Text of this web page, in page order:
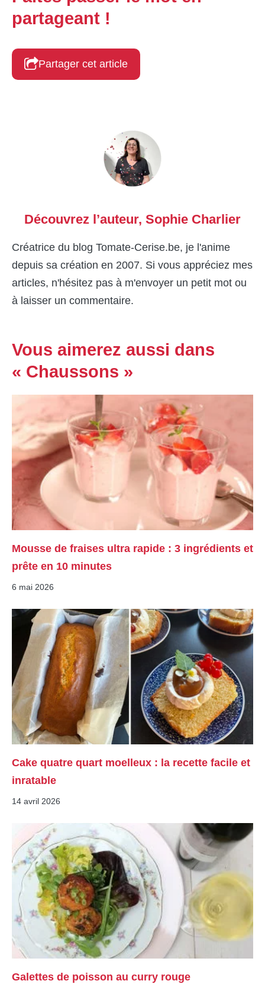
partageant !
Partager cet article
Découvrez l’auteur, Sophie Charlier
Créatrice du blog Tomate-Cerise.be, je l'anime
depuis sa création en 2007. Si vous appréciez mes
articles, n'hésitez pas à m'envoyer un petit mot ou
à laisser un commentaire.
Vous aimerez aussi dans
« Chaussons »
Mousse de fraises ultra rapide : 3 ingrédients et
prête en 10 minutes
6 mai 2026
Cake quatre quart moelleux : la recette facile et
inratable
14 avril 2026
Galettes de poisson au curry rouge